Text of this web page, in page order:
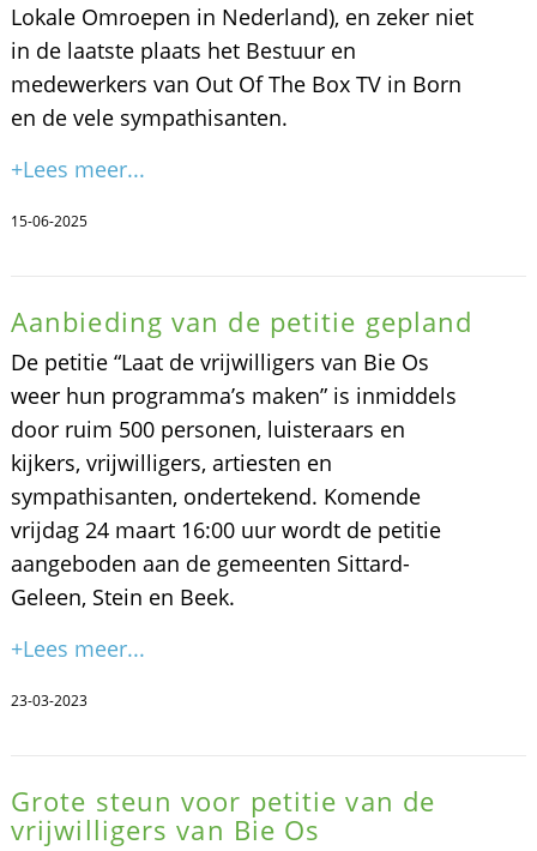
Lokale Omroepen in Nederland), en zeker niet
in de laatste plaats het Bestuur en
medewerkers van Out Of The Box TV in Born
en de vele sympathisanten.
+Lees meer...
15-06-2025
Aanbieding van de petitie gepland
De petitie “Laat de vrijwilligers van Bie Os
weer hun programma’s maken” is inmiddels
door ruim 500 personen, luisteraars en
kijkers, vrijwilligers, artiesten en
sympathisanten, ondertekend. Komende
vrijdag 24 maart 16:00 uur wordt de petitie
aangeboden aan de gemeenten Sittard-
Geleen, Stein en Beek.
+Lees meer...
23-03-2023
Grote steun voor petitie van de
vrijwilligers van Bie Os